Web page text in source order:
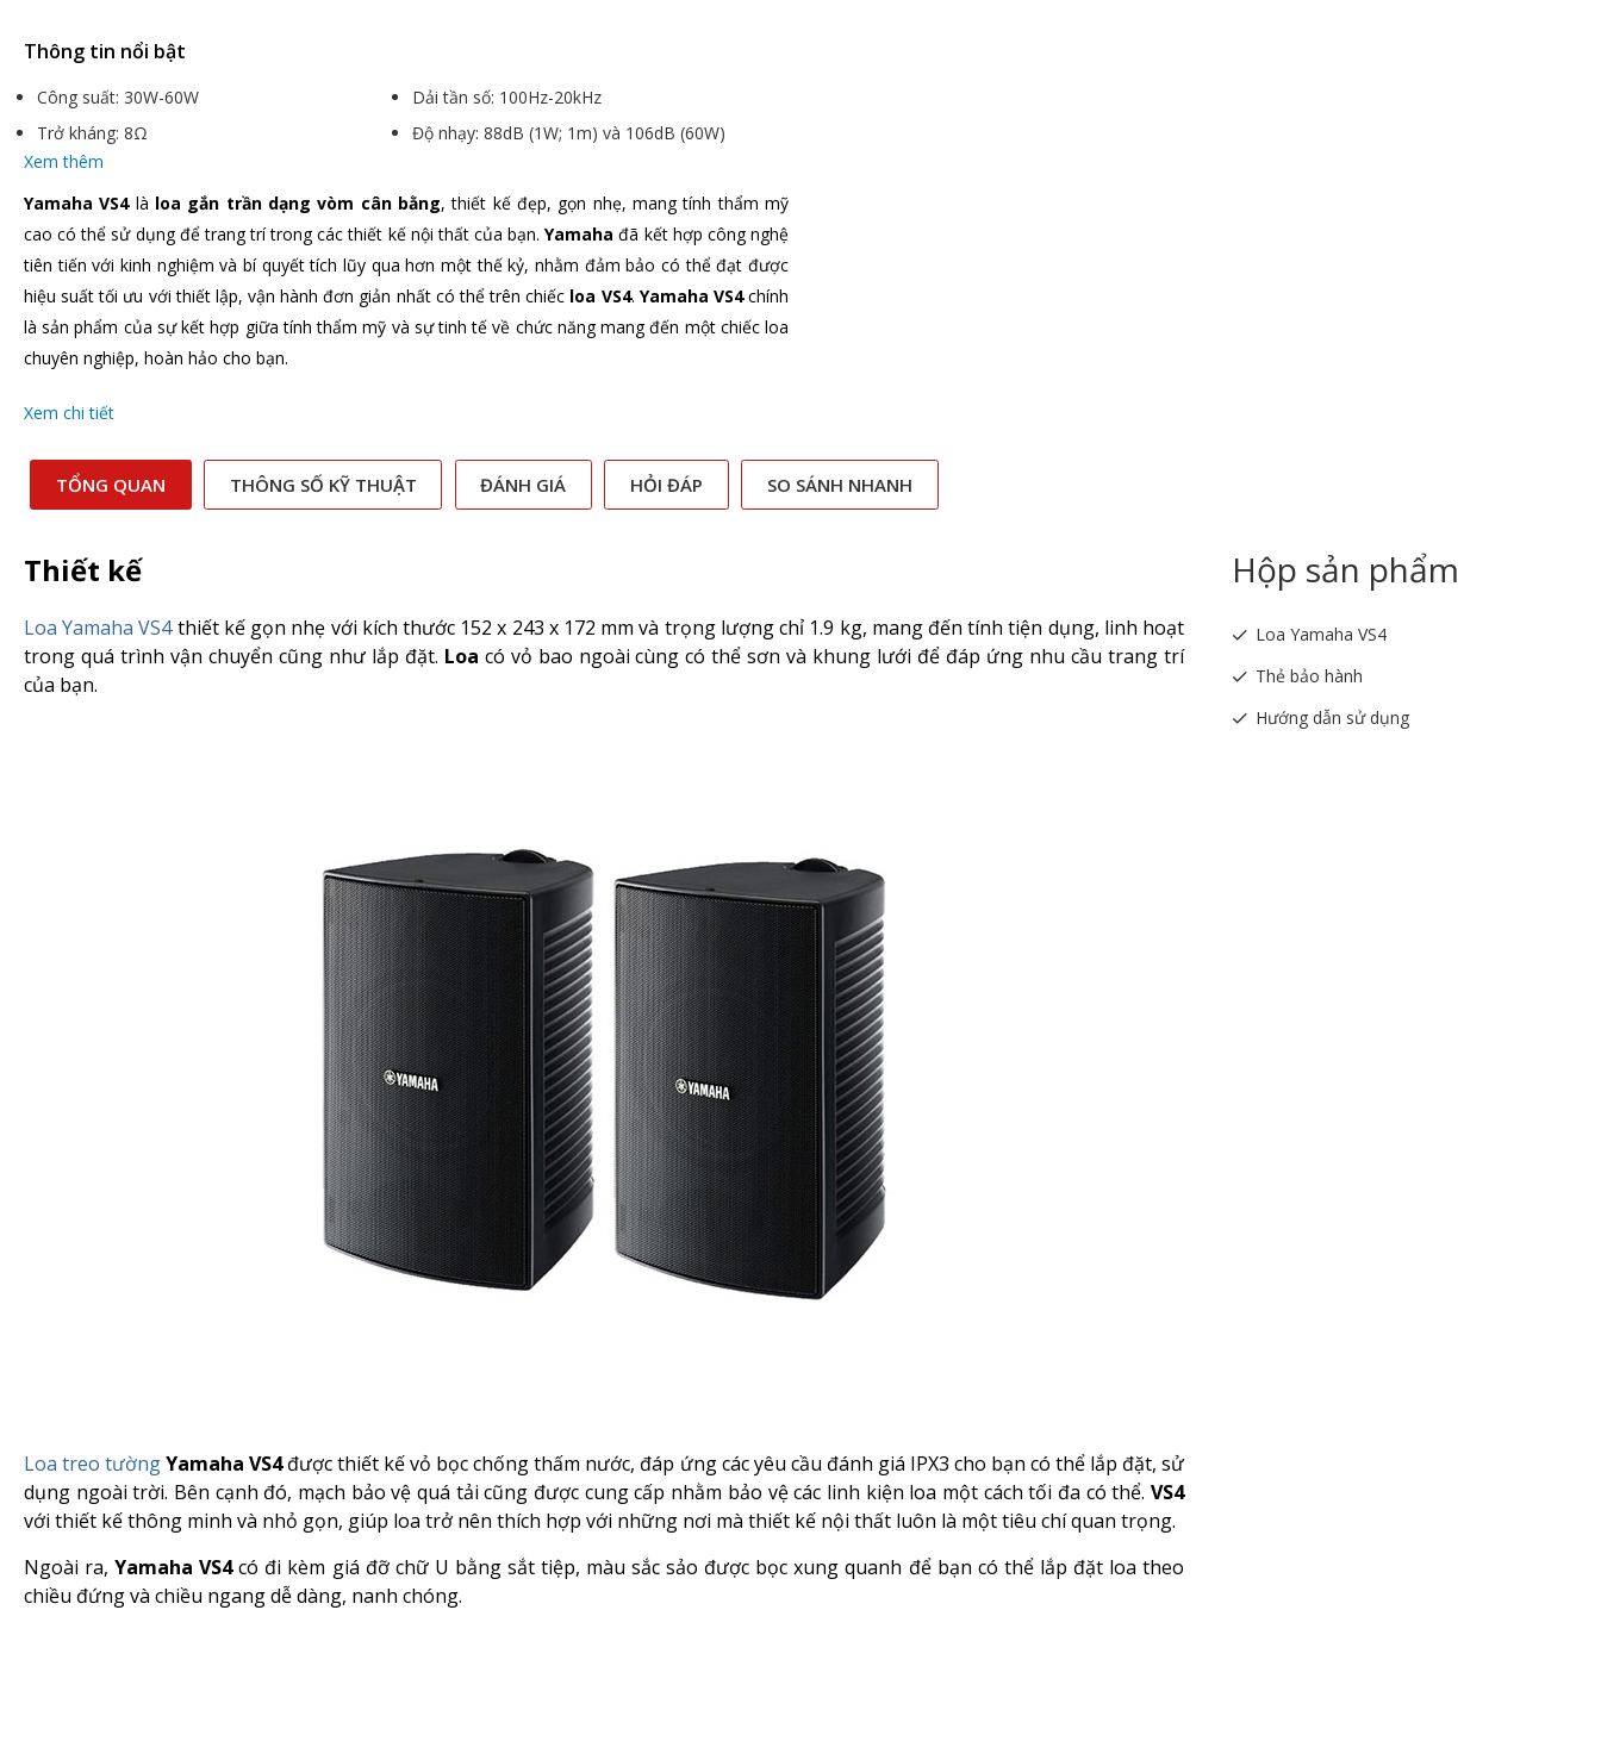
Thông tin nổi bật
Công suất: 30W-60W
Dải tần số: 100Hz-20kHz
Trở kháng: 8Ω
Độ nhạy: 88dB (1W; 1m) và 106dB (60W)
Xem thêm
Yamaha VS4là loa gắn trần dạng vòm cân bằng, thiết kế đẹp, gọn nhẹ, mang tính thẩm mỹ
cao có thể sử dụng để trang trí trong các thiết kế nội thất của bạn.Yamaha đã kết hợp công nghệ
tiên tiến với kinh nghiệm và bí quyết tích lũy qua hơn một thế kỷ, nhằm đảm bảo có thể đạt được
hiệu suất tối ưu với thiết lập, vận hành đơn giản nhất có thể trên chiếc loa VS4. Yamaha VS4chính
là sản phẩm của sự kết hợp giữa tính thẩm mỹ và sự tinh tế về chức năng mang đến một chiếc loa
chuyên nghiệp, hoàn hảo cho bạn.
Xem chi tiết
TỔNG QUAN THÔNG SỐ KỸ THUẬT ĐÁNH GIÁ HỎI ĐÁP SO SÁNH NHANH
Thiết kế
Loa Yamaha VS4thiết kế gọn nhẹ với kích thước 152 x 243 x 172 mm và trọng lượng chỉ 1.9 kg, mang đến tính tiện dụng, linh hoạt
trong quá trình vận chuyển cũng như lắp đặt. Loa có vỏ bao ngoài cùng có thể sơn và khung lưới để đáp ứng nhu cầu trang trí
của bạn.
Loa treo tườngYamaha VS4được thiết kế vỏ bọc chống thấm nước, đáp ứng các yêu cầu đánh giá IPX3 cho bạn có thể lắp đặt, sử
dụng ngoài trời. Bên cạnh đó, mạch bảo vệ quá tải cũng được cung cấp nhằm bảo vệ các linh kiện loa một cách tối đa có thể. VS4
với thiết kế thông minh và nhỏ gọn, giúp loa trở nên thích hợp với những nơi mà thiết kế nội thất luôn là một tiêu chí quan trọng.
Ngoài ra,Yamaha VS4có đi kèm giá đỡ chữ U bằng sắt tiệp, màu sắc sảo được bọc xung quanh để bạn có thể lắp đặt loa theo
chiều đứng và chiều ngang dễ dàng, nanh chóng.
Hộp sản phẩm
Loa Yamaha VS4
Thẻ bảo hành
Hướng dẫn sử dụng